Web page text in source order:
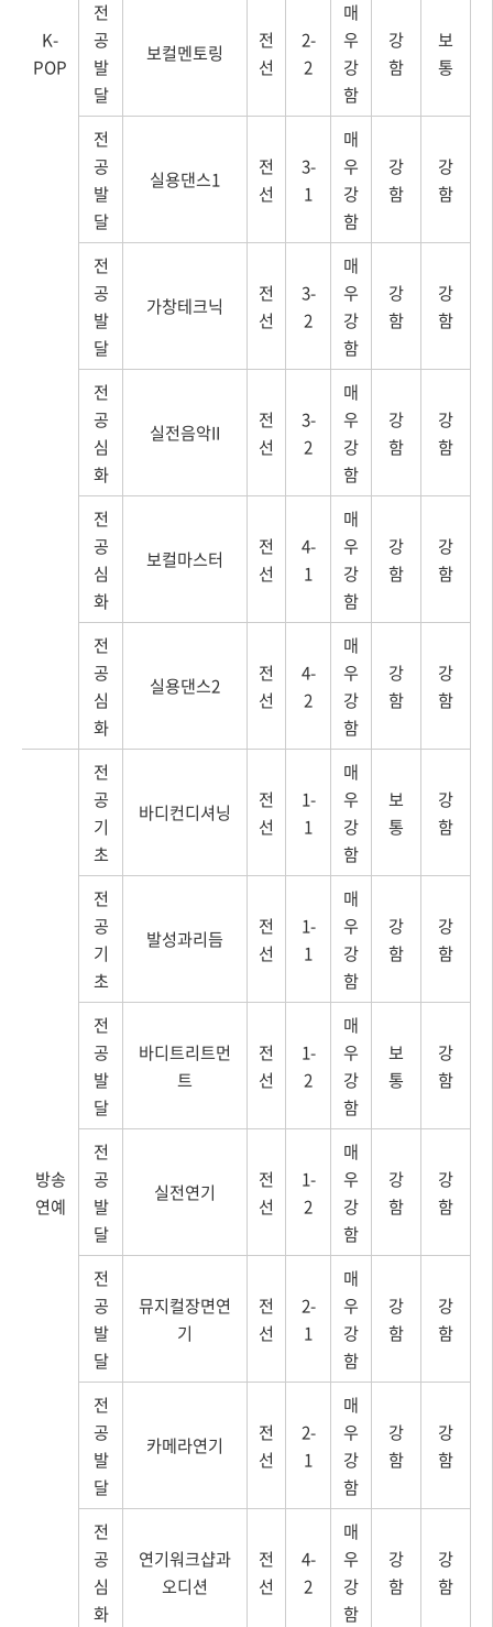
K-
POP
전
공
발
달
보컬멘토링
전
선
2-
2
매
우
강
함
강
함
보
통
전
공
발
달
실용댄스1
전
선
3-
1
매
우
강
함
강
함
강
함
전
공
발
달
가창테크닉
전
선
3-
2
매
우
강
함
강
함
강
함
전
공
심
화
실전음악II
전
선
3-
2
매
우
강
함
강
함
강
함
전
공
심
화
보컬마스터
전
선
4-
1
매
우
강
함
강
함
강
함
전
공
심
화
실용댄스2
전
선
4-
2
매
우
강
함
강
함
강
함
방송
연예
전
공
기
초
바디컨디셔닝
전
선
1-
1
매
우
강
함
보
통
강
함
전
공
기
초
발성과리듬
전
선
1-
1
매
우
강
함
강
함
강
함
전
공
발
달
바디트리트먼
트
전
선
1-
2
매
우
강
함
보
통
강
함
전
공
발
달
실전연기
전
선
1-
2
매
우
강
함
강
함
강
함
전
공
발
달
뮤지컬장면연
기
전
선
2-
1
매
우
강
함
강
함
강
함
전
공
발
달
카메라연기
전
선
2-
1
매
우
강
함
강
함
강
함
전
공
심
화
연기워크샵과
오디션
전
선
4-
2
매
우
강
함
강
함
강
함